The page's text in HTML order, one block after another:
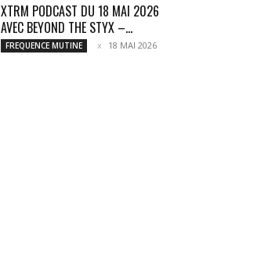
XTRM PODCAST DU 18 MAI 2026
AVEC BEYOND THE STYX –...
FREQUENCE MUTINE 18 MAI 2026